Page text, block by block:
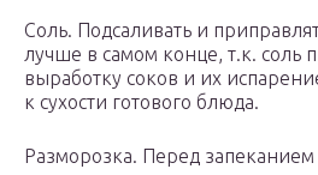
Соль. Подсаливать и
лучше в самом конце, т.к. соль
выработку соков и их
к сухости готового блюда.
Разморозка. Перед